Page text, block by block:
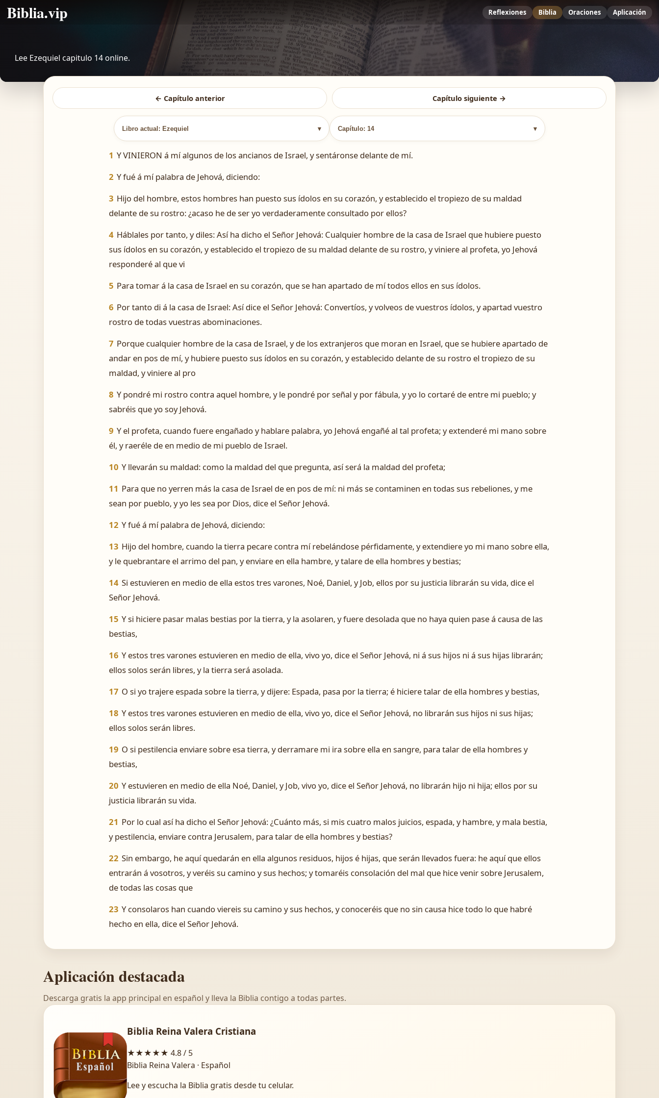
Biblia.vip Reflexiones Biblia Oraciones Aplicación
Lee Ezequiel capitulo 14 online.
← Capítulo anterior Capítulo siguiente →
Libro actual: Ezequiel ▾ Capítulo: 14 ▾
1 Y VINIERON á mí algunos de los ancianos de Israel, y sentáronse delante de mí.
2 Y fué á mí palabra de Jehová, diciendo:
3 Hijo del hombre, estos hombres han puesto sus ídolos en su corazón, y establecido el tropiezo de su maldad
delante de su rostro: ¿acaso he de ser yo verdaderamente consultado por ellos?
4 Háblales por tanto, y diles: Así ha dicho el Señor Jehová: Cualquier hombre de la casa de Israel que hubiere puesto
sus ídolos en su corazón, y establecido el tropiezo de su maldad delante de su rostro, y viniere al profeta, yo Jehová
responderé al que vi
5 Para tomar á la casa de Israel en su corazón, que se han apartado de mí todos ellos en sus ídolos.
6 Por tanto di á la casa de Israel: Así dice el Señor Jehová: Convertíos, y volveos de vuestros ídolos, y apartad vuestro
rostro de todas vuestras abominaciones.
7 Porque cualquier hombre de la casa de Israel, y de los extranjeros que moran en Israel, que se hubiere apartado de
andar en pos de mí, y hubiere puesto sus ídolos en su corazón, y establecido delante de su rostro el tropiezo de su
maldad, y viniere al pro
8 Y pondré mi rostro contra aquel hombre, y le pondré por señal y por fábula, y yo lo cortaré de entre mi pueblo; y
sabréis que yo soy Jehová.
9 Y el profeta, cuando fuere engañado y hablare palabra, yo Jehová engañé al tal profeta; y extenderé mi mano sobre
él, y raeréle de en medio de mi pueblo de Israel.
10 Y llevarán su maldad: como la maldad del que pregunta, así será la maldad del profeta;
11 Para que no yerren más la casa de Israel de en pos de mí: ni más se contaminen en todas sus rebeliones, y me
sean por pueblo, y yo les sea por Dios, dice el Señor Jehová.
12 Y fué á mí palabra de Jehová, diciendo:
13 Hijo del hombre, cuando la tierra pecare contra mí rebelándose pérfidamente, y extendiere yo mi mano sobre ella,
y le quebrantare el arrimo del pan, y enviare en ella hambre, y talare de ella hombres y bestias;
14 Si estuvieren en medio de ella estos tres varones, Noé, Daniel, y Job, ellos por su justicia librarán su vida, dice el
Señor Jehová.
15 Y si hiciere pasar malas bestias por la tierra, y la asolaren, y fuere desolada que no haya quien pase á causa de las
bestias,
16 Y estos tres varones estuvieren en medio de ella, vivo yo, dice el Señor Jehová, ni á sus hijos ni á sus hijas librarán;
ellos solos serán libres, y la tierra será asolada.
17 O si yo trajere espada sobre la tierra, y dijere: Espada, pasa por la tierra; é hiciere talar de ella hombres y bestias,
18 Y estos tres varones estuvieren en medio de ella, vivo yo, dice el Señor Jehová, no librarán sus hijos ni sus hijas;
ellos solos serán libres.
19 O si pestilencia enviare sobre esa tierra, y derramare mi ira sobre ella en sangre, para talar de ella hombres y
bestias,
20 Y estuvieren en medio de ella Noé, Daniel, y Job, vivo yo, dice el Señor Jehová, no librarán hijo ni hija; ellos por su
justicia librarán su vida.
21 Por lo cual así ha dicho el Señor Jehová: ¿Cuánto más, si mis cuatro malos juicios, espada, y hambre, y mala bestia,
y pestilencia, enviare contra Jerusalem, para talar de ella hombres y bestias?
22 Sin embargo, he aquí quedarán en ella algunos residuos, hijos é hijas, que serán llevados fuera: he aquí que ellos
entrarán á vosotros, y veréis su camino y sus hechos; y tomaréis consolación del mal que hice venir sobre Jerusalem,
de todas las cosas que
23 Y consolaros han cuando viereis su camino y sus hechos, y conoceréis que no sin causa hice todo lo que habré
hecho en ella, dice el Señor Jehová.
Aplicación destacada
Descarga gratis la app principal en español y lleva la Biblia contigo a todas partes.
Biblia Reina Valera Cristiana
★★★★★ 4.8 / 5
Biblia Reina Valera · Español
Lee y escucha la Biblia gratis desde tu celular.